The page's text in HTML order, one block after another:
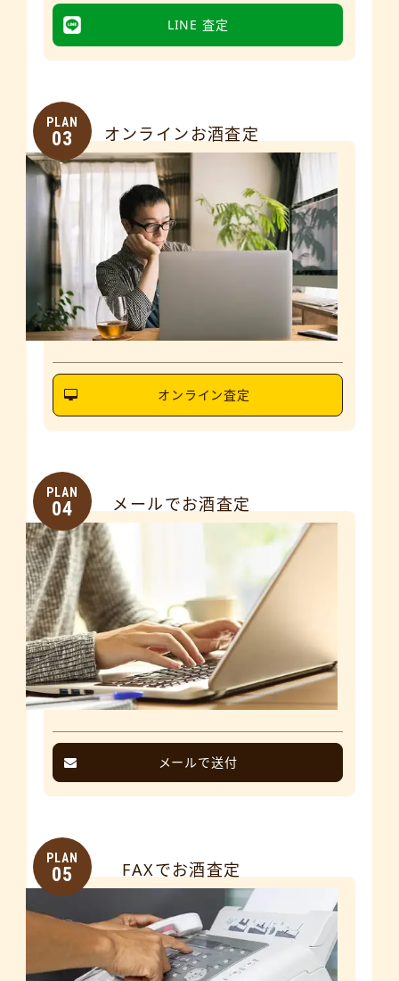
LINE 査定
PLAN
03 オンラインお酒査定
オンライン査定
PLAN
04 メールでお酒査定
メールで送付
PLAN
05 FAXでお酒査定